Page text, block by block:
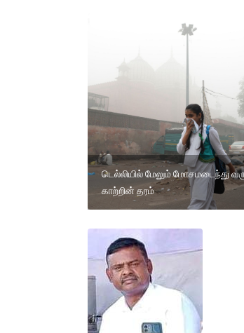
டெல்லியில் மேலும் மோசமடைந்து
காற்றின் தரம்